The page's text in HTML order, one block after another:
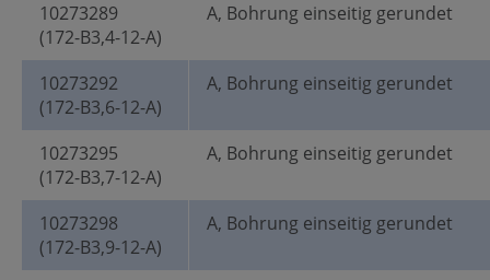
10273289
(172-B3,4-12-A)
A, Bohrung einseitig gerundet
10273292
(172-B3,6-12-A)
A, Bohrung einseitig gerundet
10273295
(172-B3,7-12-A)
A, Bohrung einseitig gerundet
10273298
(172-B3,9-12-A)
A, Bohrung einseitig gerundet